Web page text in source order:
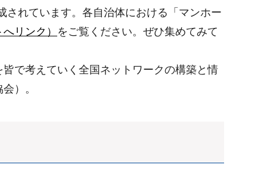
れています。各自治体における「マンホー
リンク） をご覧ください。ぜひ集めてみて
で考えていく全国ネットワークの構築と情
）。